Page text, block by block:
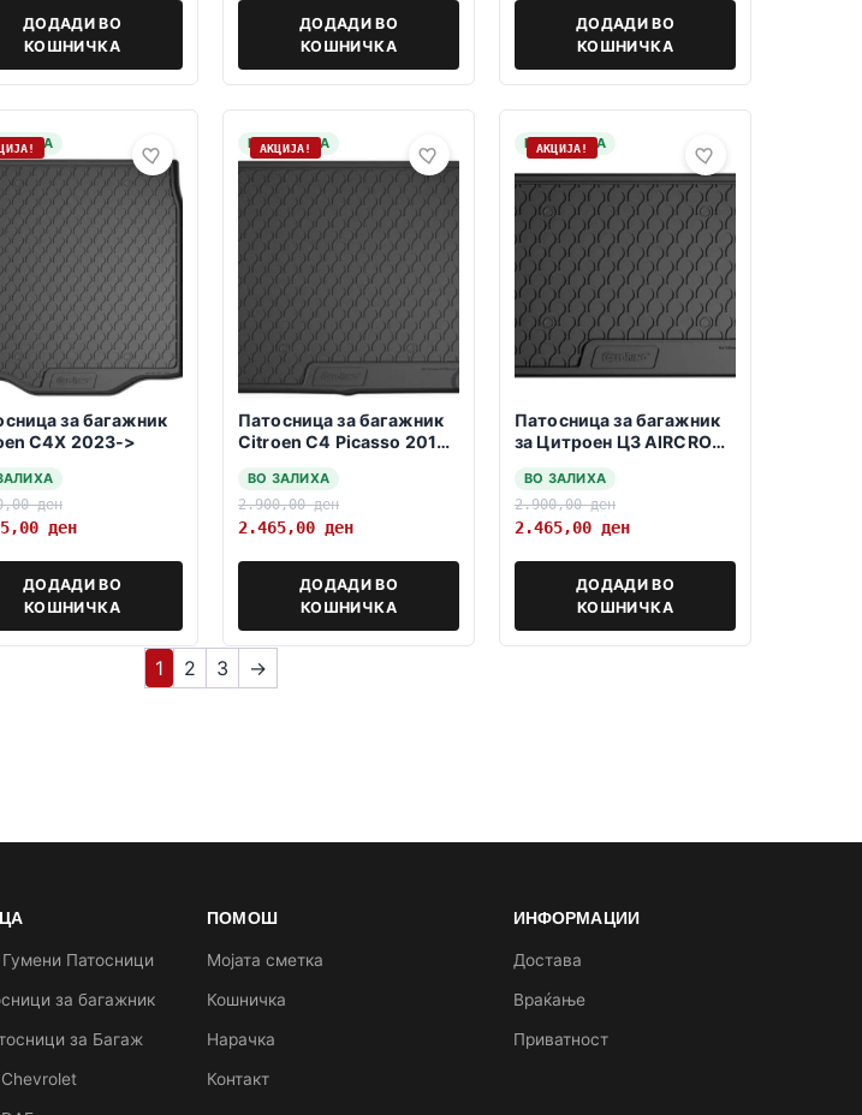
ДОДАДИ ВО
КОШНИЧКА
ДОДАДИ ВО
КОШНИЧКА
ДОДАДИ ВО
КОШНИЧКА
за багажник
C4X 2023->
ден
ден
ДОДАДИ ВО
КОШНИЧКА
НА ЗАЛИХА
АКЦИЈА!
Патосница за багажник
Citroen C4 Picasso 2013-
ВО ЗАЛИХА
2.900,00ден
2.465,00 ден
ДОДАДИ ВО
КОШНИЧКА
НА ЗАЛИХА
АКЦИЈА!
Патосница за багажник
за Цитроен Ц3 AIRCROSS
положба
ВО ЗАЛИХА
2.900,00ден
2.465,00 ден
ДОДАДИ ВО
КОШНИЧКА
1 2 3 →
Патосници
за багажник
за Багаж
ПОМОШ
Мојата сметка
Кошничка
Нарачка
Контакт
ИНФОРМАЦИИ
Достава
Враќање
Приватност